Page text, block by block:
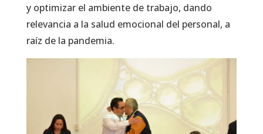
y optimizar el ambiente de trabajo, dando
relevancia a la salud emocional del personal, a
raíz de la pandemia.